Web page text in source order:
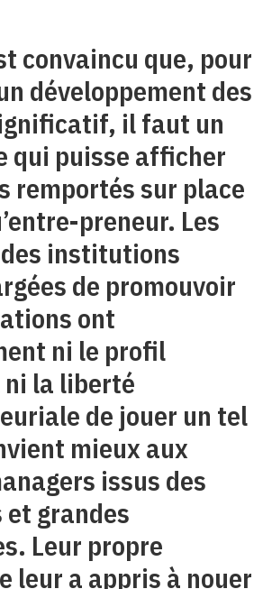
convaincu que, pour
développement des
il faut un
qui puisse afficher
remportés sur place
preneur. Les
institutions
de promouvoir
ont
ni le profil
la liberté
de jouer un tel
mieux aux
issus des
et grandes
Leur propre
leur a appris à nouer